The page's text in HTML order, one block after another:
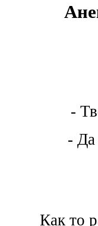
-
- Да
Как то